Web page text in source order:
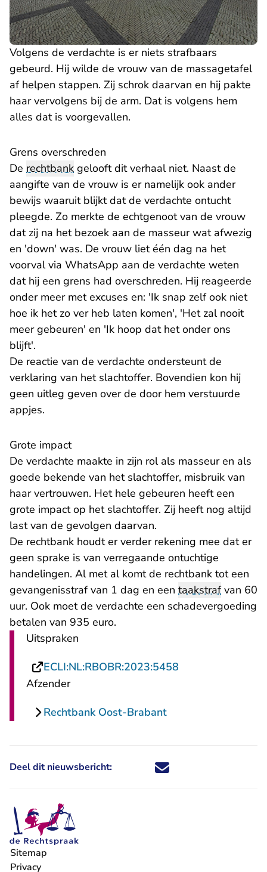
Volgens de verdachte is er niets strafbaars
gebeurd. Hij wilde de vrouw van de massagetafel
af helpen stappen. Zij schrok daarvan en hij pakte
haar vervolgens bij de arm. Dat is volgens hem
alles dat is voorgevallen.
Grens overschreden
De rechtbank gelooft dit verhaal niet. Naast de
aangifte van de vrouw is er namelijk ook ander
bewijs waaruit blijkt dat de verdachte ontucht
pleegde. Zo merkte de echtgenoot van de vrouw
dat zij na het bezoek aan de masseur wat afwezig
en 'down' was. De vrouw liet één dag na het
voorval via WhatsApp aan de verdachte weten
dat hij een grens had overschreden. Hij reageerde
onder meer met excuses en: 'Ik snap zelf ook niet
hoe ik het zo ver heb laten komen', 'Het zal nooit
meer gebeuren' en 'Ik hoop dat het onder ons
blijft'.
De reactie van de verdachte ondersteunt de
verklaring van het slachtoffer. Bovendien kon hij
geen uitleg geven over de door hem verstuurde
appjes.
Grote impact
De verdachte maakte in zijn rol als masseur en als
goede bekende van het slachtoffer, misbruik van
haar vertrouwen. Het hele gebeuren heeft een
grote impact op het slachtoffer. Zij heeft nog altijd
last van de gevolgen daarvan.
De rechtbank houdt er verder rekening mee dat er
geen sprake is van verregaande ontuchtige
handelingen. Al met al komt de rechtbank tot een
gevangenisstraf van 1 dag en een taakstrafvan 60
uur. Ook moet de verdachte een schadevergoeding
betalen van 935 euro.
Uitspraken
ECLI:NL:RBOBR:2023:5458
Afzender
Rechtbank Oost-Brabant
Deel dit nieuwsbericht: Deel dit nieuwsbericht via X -
Deel dit nieuwsbericht via
Deel dit nieuwsbericht
Deel dit
Sitemap
Privacy